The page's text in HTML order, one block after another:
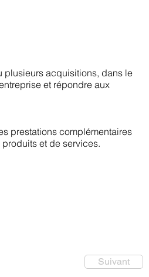
plusieurs acquisitions, dans le
et répondre aux
prestations complémentaires
et de services.
Suivant